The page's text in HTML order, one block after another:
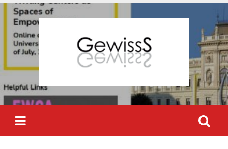
Skip
content